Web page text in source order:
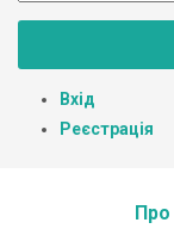
Вхід
Реєстрація
Про